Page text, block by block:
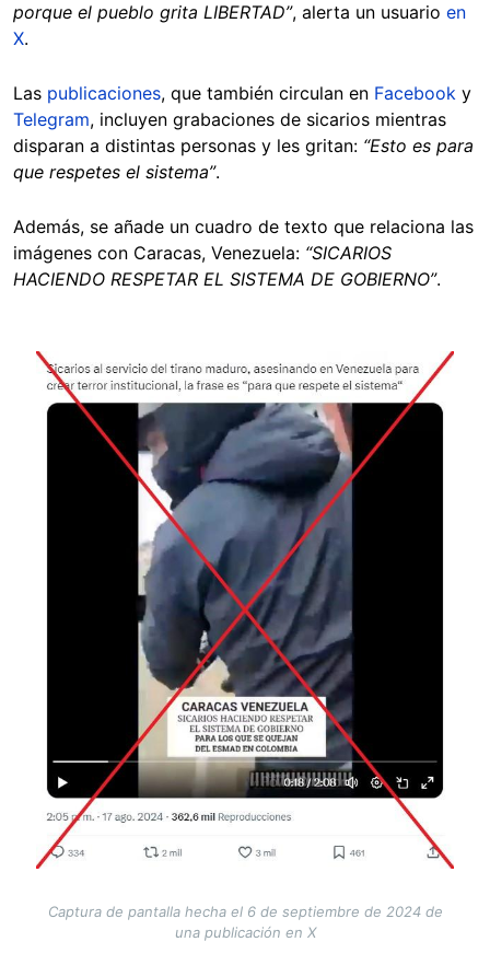
porque el pueblo grita LIBERTAD”, alerta un usuario en
X.
Las publicaciones, que también circulan en Facebook y
Telegram, incluyen grabaciones de sicarios mientras
disparan a distintas personas y les gritan: “Esto es para
que respetes el sistema”.
Además, se añade un cuadro de texto que relaciona las
imágenes con Caracas, Venezuela: “SICARIOS
HACIENDO RESPETAR EL SISTEMA DE GOBIERNO”.
Image
Captura de pantalla hecha el 6 de septiembre de 2024 de
una publicación en X